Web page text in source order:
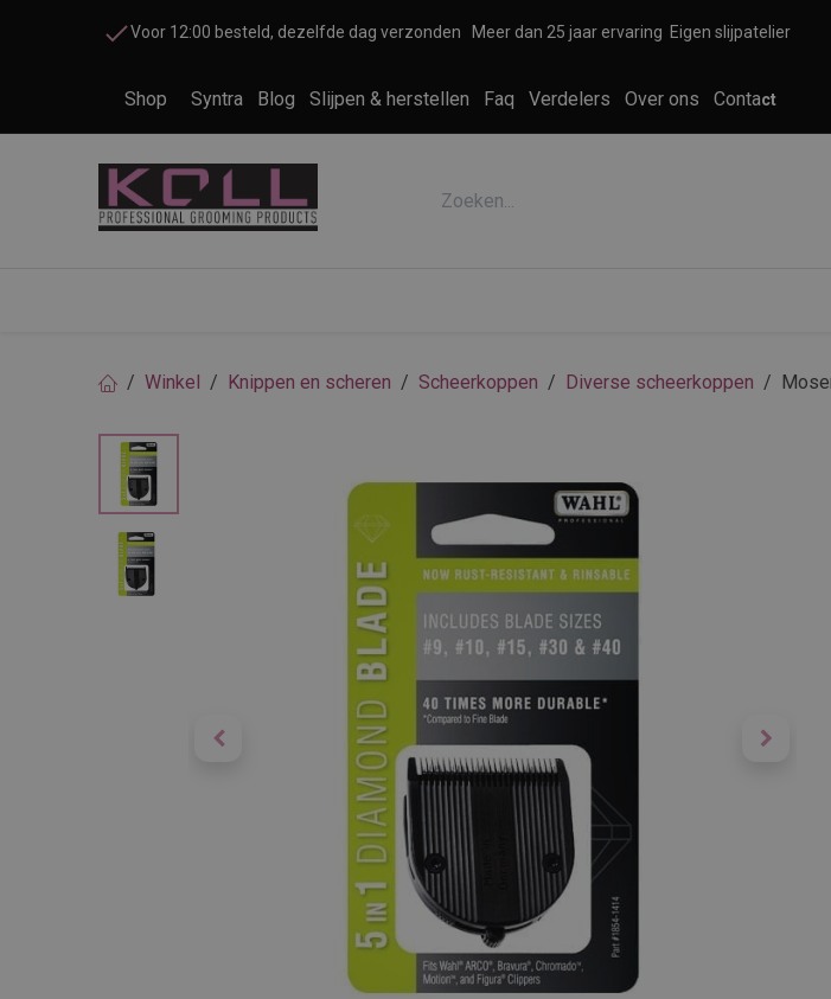
Voor 12:00 besteld, dezelfde dag verzonden Meer dan 25 jaar ervaring Eigen slijpatelier
Shop Syntra Blog Slijpen & herstellen Faq Verdelers Over ons Contact
Winkel Knippen en scheren Scheerkoppen Diverse scheerkoppen